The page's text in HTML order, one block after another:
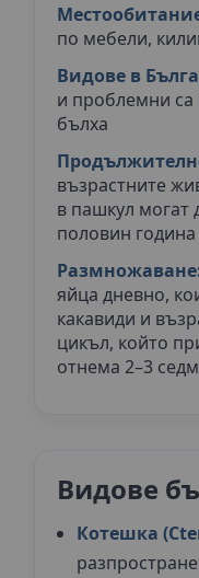
по мебели,
Видове в
и проблемни са
бълха
възрастните
в пашкул могат
половин година
яйца дневно,
какавиди и
цикъл, който
отнема 2–3
Видове
Котешка